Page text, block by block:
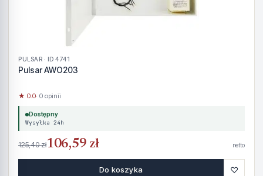
PULSAR · ID 4741
Pulsar AWO203
★ 0.0· 0 opinii
Dostępny
Wysyłka 24h
125,40 zł106,59 zł netto
Do koszyka ♡